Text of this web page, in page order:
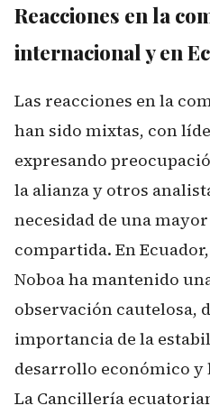
Reacciones en la
internacional y en
Las reacciones en la
han sido mixtas, con
expresando
la alianza y otros
necesidad de una
compartida. En
Noboa ha mantenido
observación cautelosa,
importancia de la
desarrollo económico y
La Cancillería